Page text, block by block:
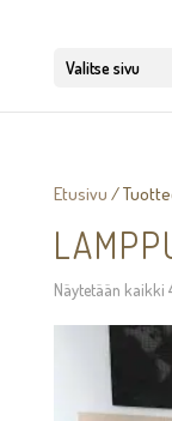
Valitse sivu
Etusivu /
Näytetään kaikki